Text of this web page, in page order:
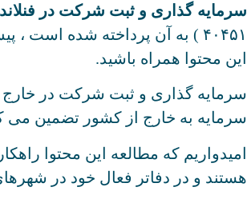
سرمایه گذاری و ثبت شرکت در فنلاند
۴۰۴۵۱ ) به آن پرداخته شده
این محتوا همراه باشید.
سرمایه گذاری و ثبت شرکت در خارج
سرمایه به خارج از کشور تضمین می
امیدواریم که مطالعه این محتوا
هستند و در دفاتر فعال خود در